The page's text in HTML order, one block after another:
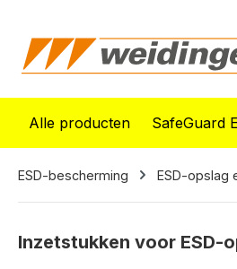
Alle producten SafeGuard
ESD-bescherming ESD-opslag
Inzetstukken voor ESD-